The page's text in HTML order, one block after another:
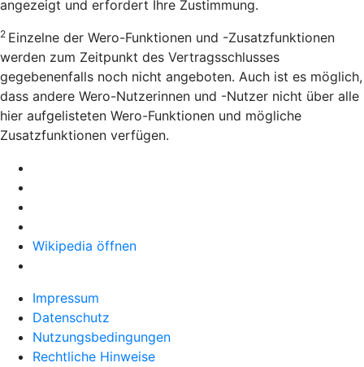
angezeigt und erfordert Ihre Zustimmung.
2 Einzelne der Wero-Funktionen und -Zusatzfunktionen
werden zum Zeitpunkt des Vertragsschlusses
gegebenenfalls noch nicht angeboten. Auch ist es möglich,
dass andere Wero-Nutzerinnen und -Nutzer nicht über alle
hier aufgelisteten Wero-Funktionen und mögliche
Zusatzfunktionen verfügen.
Wikipedia öffnen
Impressum
Datenschutz
Nutzungsbedingungen
Rechtliche Hinweise